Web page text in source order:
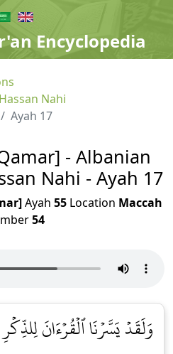
Encyclopedia
Nahi
Ayah 17
- Albanian
Nahi - Ayah 17
Ayah 55 Location Maccah
54
وَلَقَدۡ يَسَّرۡنَا ٱلۡقُرۡءَانَ